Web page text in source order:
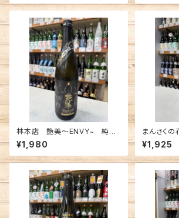
林本店 艶美〜ENVY~ 純米
大吟醸無濾過生原酒 720ml
¥1,980
まんさく
mer
¥1,925